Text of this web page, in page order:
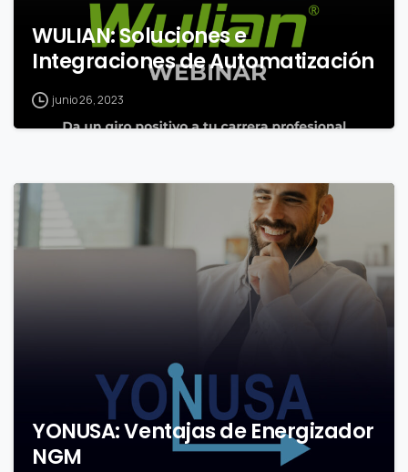
WULIAN: Soluciones e
Integraciones de Automatización
junio 26, 2023
YONUSA: Ventajas de Energizador
NGM